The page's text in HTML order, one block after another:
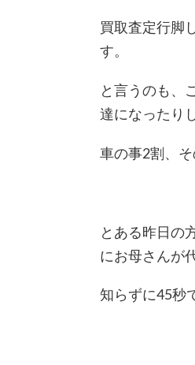
買取査定行脚
す。
と言うのも、
達になったり
車の事2割、
とある昨日の
にお母さんが
知らずに45秒